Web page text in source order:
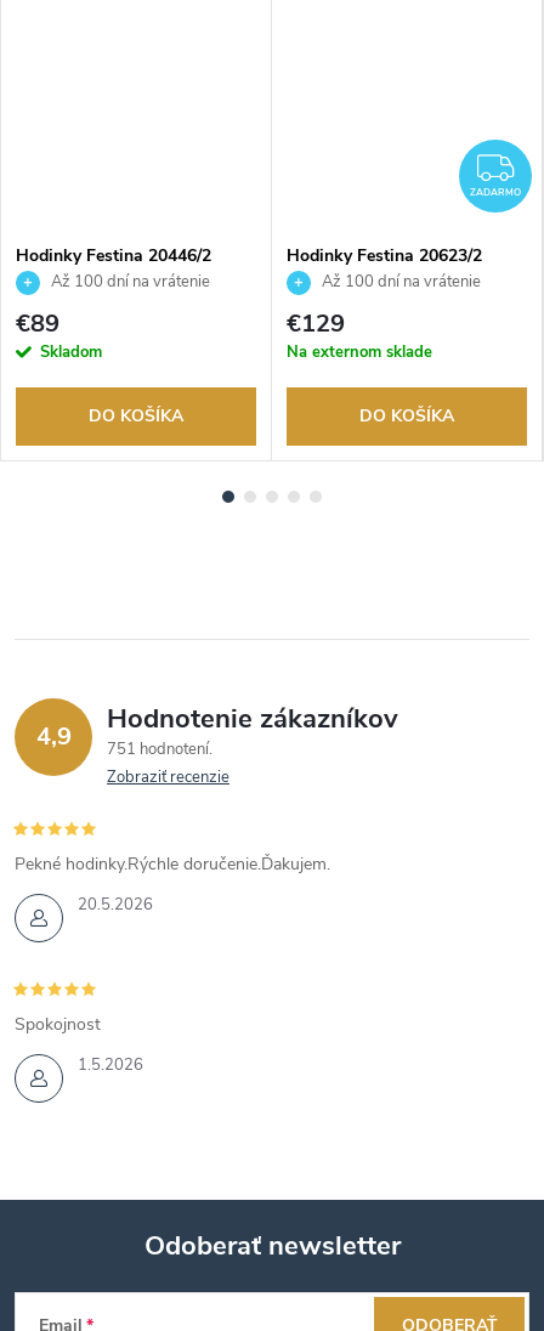
Hodinky Festina 20446/2
Až 100 dní na vrátenie
tovaru. Autorizovaný predajca.
€89
Skladom
DO KOŠÍKA
ZADARMO
Hodinky Festina 20623/2
Až 100 dní na vrátenie
tovaru. Autorizovaný predajca.
€129
Na externom sklade
DO KOŠÍKA
4,9 Hodnotenie zákazníkov
751 hodnotení
Zobraziť recenzie
20.5.2026
Pekné hodinky.Rýchle doručenie.Ďakujem.
1.5.2026
Spokojnost
Z
Odoberať newsletter
Email ODOBERAŤ